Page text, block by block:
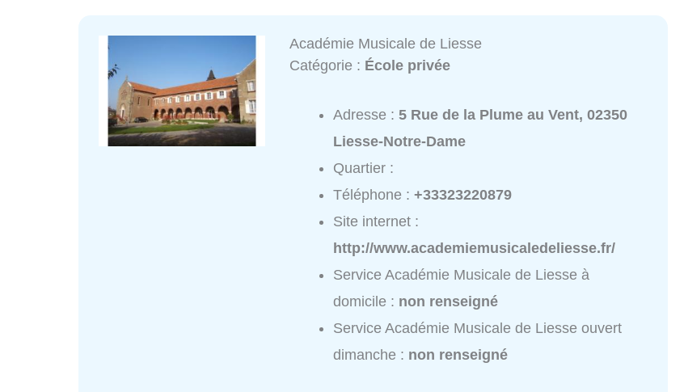
Académie Musicale de Liesse
Catégorie : École privée
Adresse :5 Rue de la Plume au Vent, 02350
Liesse-Notre-Dame
Quartier :
Téléphone :+33323220879
Site internet :
http://www.academiemusicaledeliesse.fr/
Service Académie Musicale de Liesse à
domicile : non renseigné
Service Académie Musicale de Liesse ouvert
dimanche : non renseigné